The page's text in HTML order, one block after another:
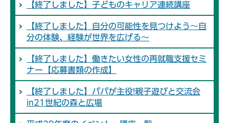
【終了しました】子どものキャリア連続講座
【終了しました】自分の可能性を見つけよう～自
分の体験、経験が世界を広げる～
【終了しました】働きたい女性の再就職支援セミ
ナー【応募書類の作成】
【終了しました】パパが主役!親子遊びと交流会
in21世紀の森と広場